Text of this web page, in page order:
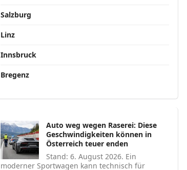
Salzburg
Linz
Innsbruck
Bregenz
Auto weg wegen Raserei: Diese
Geschwindigkeiten können in
Österreich teuer enden
Stand: 6. August 2026. Ein
moderner Sportwagen kann technisch für